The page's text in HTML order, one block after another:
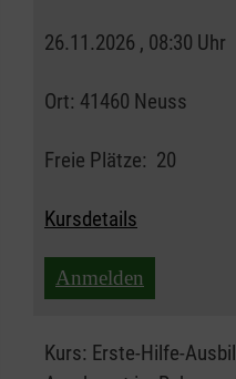
26.11.2026 , 08:30 Uhr
Ort: 41460 Neuss
Freie Plätze: 20
Kursdetails
Anmelden
Kurs: Erste-Hilfe-